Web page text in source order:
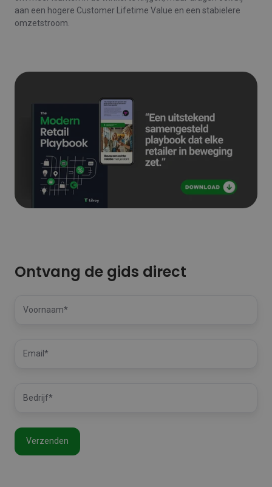
aan een hogere Customer Lifetime Value en een stabielere
omzetstroom.
Ontvang de gids direct